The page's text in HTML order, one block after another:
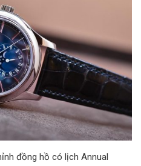
đồng hồ có lịch Annual